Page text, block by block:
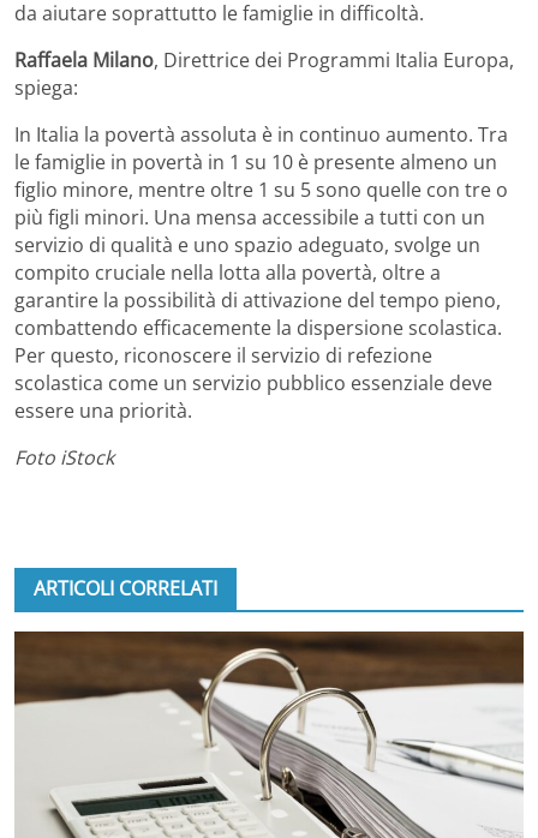
da aiutare soprattutto le famiglie in difficoltà.
Raffaela Milano, Direttrice dei Programmi Italia Europa,
spiega:
In Italia la povertà assoluta è in continuo aumento. Tra
le famiglie in povertà in 1 su 10 è presente almeno un
figlio minore, mentre oltre 1 su 5 sono quelle con tre o
più figli minori. Una mensa accessibile a tutti con un
servizio di qualità e uno spazio adeguato, svolge un
compito cruciale nella lotta alla povertà, oltre a
garantire la possibilità di attivazione del tempo pieno,
combattendo efficacemente la dispersione scolastica.
Per questo, riconoscere il servizio di refezione
scolastica come un servizio pubblico essenziale deve
essere una priorità.
Foto iStock
ARTICOLI CORRELATI